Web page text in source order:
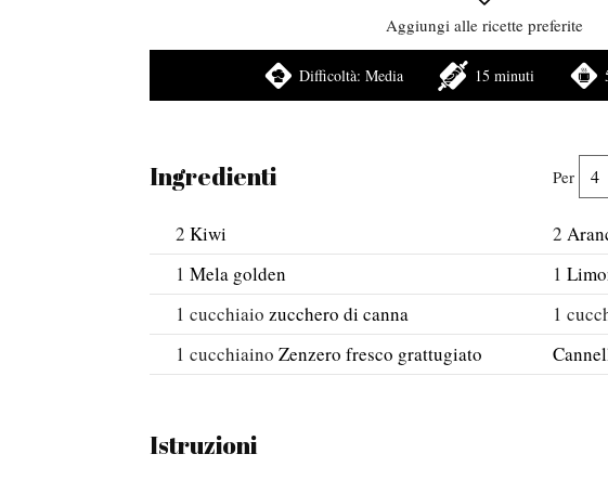
Aggiungi alle ricette preferite
Difficoltà:Media 15 minuti
Ingredienti Per
2 Kiwi 2
1 Mela golden 1
1 cucchiaio zucchero di canna 1
1 cucchiaino Zenzero fresco grattugiato
Istruzioni